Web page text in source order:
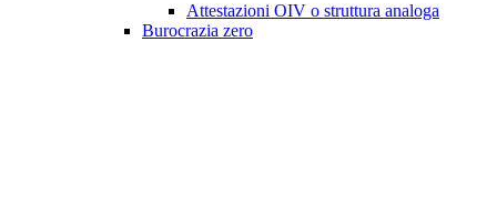
Attestazioni OIV o struttura analoga
Burocrazia zero